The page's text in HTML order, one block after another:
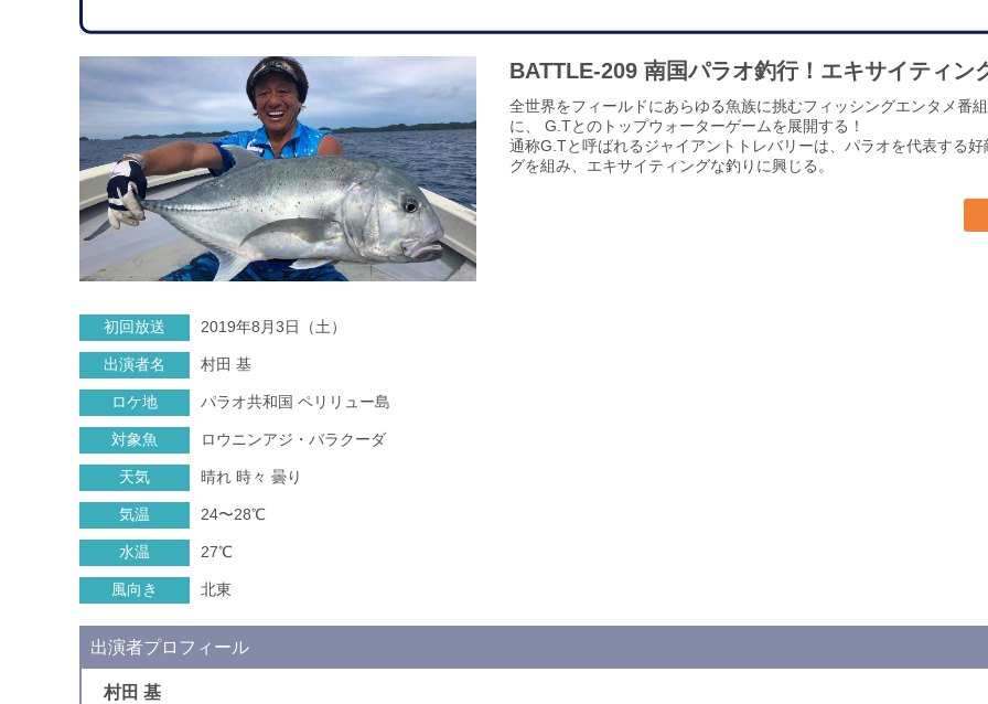
BATTLE-209 南国パラオ釣行！エキサイティン
全世界をフィールドにあらゆる魚族に挑むフィッシングエンタメ番
に、 G.Tとのトップウォーターゲームを展開する！
通称G.Tと呼ばれるジャイアントトレバリーは、パラオを代表する
グを組み、エキサイティングな釣りに興じる。
初回放送 2019年8月3日（土）
出演者名 村田 基
ロケ地 パラオ共和国 ペリリュー島
対象魚 ロウニンアジ・バラクーダ
天気 晴れ 時々 曇り
気温 24〜28℃
水温 27℃
風向き 北東
出演者プロフィール
村田 基